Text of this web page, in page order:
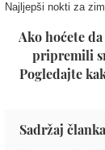
Najljepši nokti za
Ako hoćete
pripremili
Pogledajte
Sadržaj članka